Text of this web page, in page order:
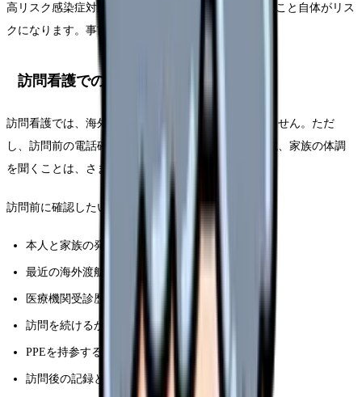
高リスク感染症対応では、看護師が焦ってPPEを扱うこと自体がリス
クになります。事前に手順を確認してください。
訪問看護での考え方
訪問看護では、海外感染症を疑うケースは多くありません。ただ
し、訪問前の電話確認で発熱、下痢、嘔吐、海外渡航、家族の体調
を聞くことは、さまざまな感染症対策に役立ちます。
訪問前に確認したい項目は次の通りです。
本人と家族の発熱・消化器症状
最近の海外渡航や帰国者との接触
医療機関受診歴
訪問を続けるか管理者に相談する基準
PPEを持参するか
訪問後の記録と報告